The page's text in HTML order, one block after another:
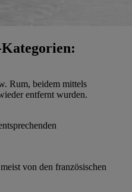
Rum, beidem mittels
entfernt wurden.
von den französischen